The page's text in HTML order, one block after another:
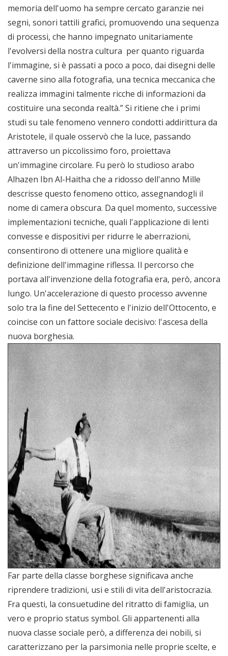
memoria dell'uomo ha sempre cercato garanzie nei
segni, sonori tattili grafici, promuovendo una sequenza
di processi, che hanno impegnato unitariamente
l'evolversi della nostra cultura per quanto riguarda
l'immagine, si è passati a poco a poco, dai disegni delle
caverne sino alla fotografia, una tecnica meccanica che
realizza immagini talmente ricche di informazioni da
costituire una seconda realtà.” Si ritiene che i primi
studi su tale fenomeno vennero condotti addirittura da
Aristotele, il quale osservò che la luce, passando
attraverso un piccolissimo foro, proiettava
un'immagine circolare. Fu però lo studioso arabo
Alhazen Ibn Al-Haitha che a ridosso dell'anno Mille
descrisse questo fenomeno ottico, assegnandogli il
nome di camera obscura. Da quel momento, successive
implementazioni tecniche, quali l'applicazione di lenti
convesse e dispositivi per ridurre le aberrazioni,
consentirono di ottenere una migliore qualità e
definizione dell'immagine riflessa. Il percorso che
portava all'invenzione della fotografia era, però, ancora
lungo. Un'accelerazione di questo processo avvenne
solo tra la fine del Settecento e l'inizio dell'Ottocento, e
coincise con un fattore sociale decisivo: l'ascesa della
nuova borghesia.
Far parte della classe borghese significava anche
riprendere tradizioni, usi e stili di vita dell'aristocrazia.
Fra questi, la consuetudine del ritratto di famiglia, un
vero e proprio status symbol. Gli appartenenti alla
nuova classe sociale però, a differenza dei nobili, si
caratterizzano per la parsimonia nelle proprie scelte, e